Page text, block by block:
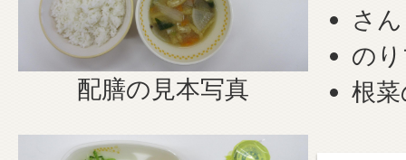
配膳の見本写真
さ
の
根